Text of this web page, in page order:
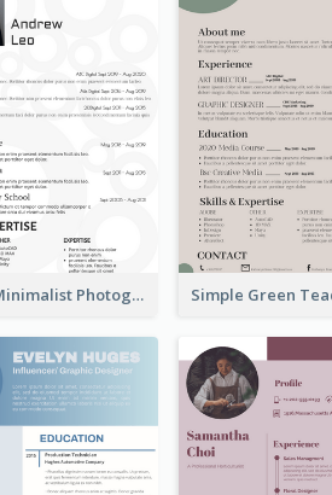
Vintage Minimalist Photography Resume